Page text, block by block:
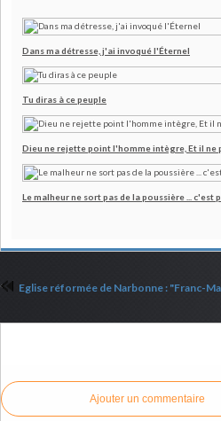
Dans ma détresse, j'ai invoqué l'Éternel
Tu diras à ce peuple
Dieu ne rejette point l'homme intègre, Et il ne
Le malheur ne sort pas de la poussière ...
Ajouter un commentaire